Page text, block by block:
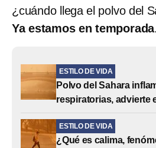
¿cuándo llega el polvo del
Ya estamos en temporada.
ESTILO DE VIDA
Polvo del Sahara
respiratorias, advierte
ESTILO DE VIDA
¿Qué es calima,